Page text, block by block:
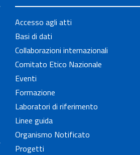
Accesso agli atti
Basi di dati
Collaborazioni internazionali
Comitato Etico Nazionale
Eventi
Formazione
Laboratori di riferimento
Linee guida
Organismo Notificato
Progetti